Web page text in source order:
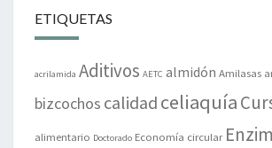
ETIQUETAS
acrilamida Aditivos AETC almidón Amilasas
bizcochos calidad celiaquía
alimentario Doctorado Economía circular